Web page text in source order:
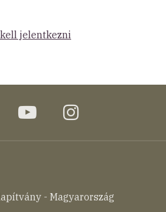
jelentkezni
youtubeinstagram
- Magyarország